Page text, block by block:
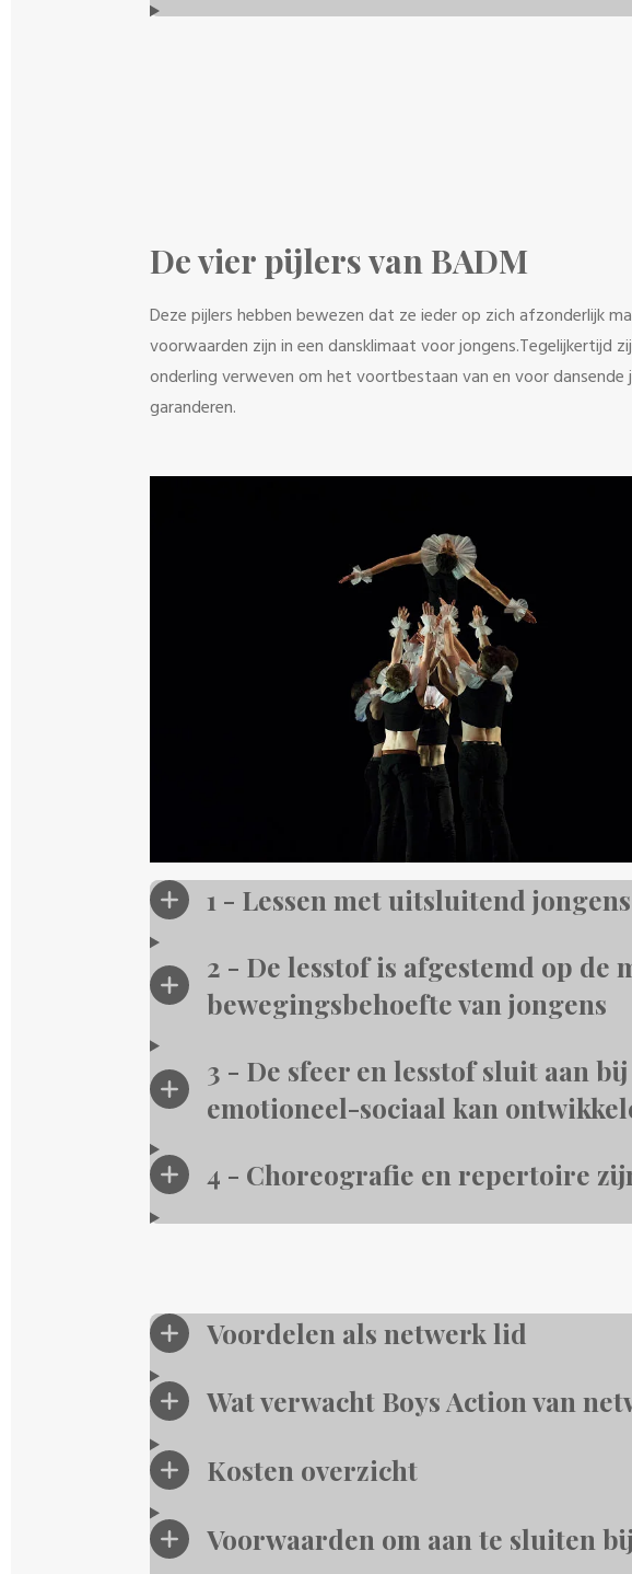
De vier pijlers van BADM
Deze pijlers hebben bewezen dat ze ieder op zich afzonderlijk
voorwaarden zijn in een dansklimaat voor jongens.Tegelijkertijd
onderling verweven om het voortbestaan van en voor dansende
garanderen.
1 - Lessen met uitsluitend jongens
2 - De lesstof is afgestemd op
bewegingsbehoefte van jongens
3 - De sfeer en lesstof sluit aan
emotioneel-sociaal kan
4 - Choreografie en repertoire
Voordelen als netwerk lid
Wat verwacht Boys Action van
Kosten overzicht
Voorwaarden om aan te sluiten